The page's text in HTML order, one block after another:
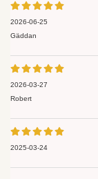
2026-06-25
Gäddan
2026-03-27
Robert
2025-03-24